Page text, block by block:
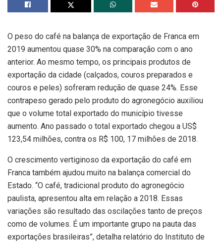
O peso do café na balança de exportação de Franca em
2019 aumentou quase 30% na comparação com o ano
anterior. Ao mesmo tempo, os principais produtos de
exportação da cidade (calçados, couros preparados e
couros e peles) sofreram redução de quase 24%. Esse
contrapeso gerado pelo produto do agronegócio auxiliou
que o volume total exportado do município tivesse
aumento. Ano passado o total exportado chegou a US$
123,54 milhões, contra os R$ 100, 17 milhões de 2018.
O crescimento vertiginoso da exportação do café em
Franca também ajudou muito na balança comercial do
Estado. “O café, tradicional produto do agronegócio
paulista, apresentou alta em relação a 2018. Essas
variações são resultado das oscilações tanto de preços
como de volumes. É um importante grupo na pauta das
exportações brasileiras”, detalha relatório do Instituto de